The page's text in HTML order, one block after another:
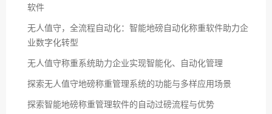
软件
无人值守，全流程自动化：智能地磅自动化称重软件助力企
业数字化转型
无人值守称重系统助力企业实现智能化、自动化管理
探索无人值守地磅称重管理系统的功能与多样应用场景
探索智能地磅称重管理软件的自动过磅流程与优势